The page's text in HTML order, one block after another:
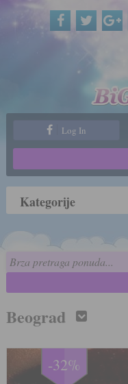
Log In
Kategorije
Beograd
-33%